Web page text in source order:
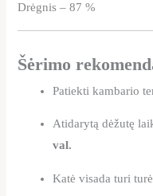
Drėgnis – 87 %
Šėrimo
Patiekti kambario
Atidarytą dėžutę
val.
Katė visada turi